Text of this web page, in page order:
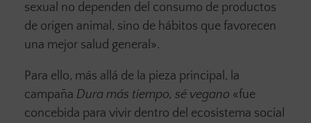
sexual no dependen del consumo de productos
de origen animal, sino de hábitos que favorecen
una mejor salud general».
Para ello, más allá de la pieza principal, la
campaña Dura más tiempo, sé vegano «fue
concebida para vivir dentro del ecosistema social